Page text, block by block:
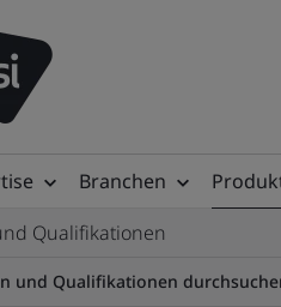
Branchen
Qualifikationen
und Qualifikationen